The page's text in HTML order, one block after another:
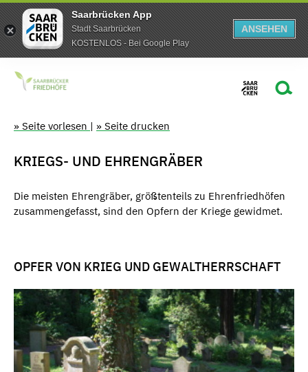
Saarbrücken App
Stadt Saarbrücken
KOSTENLOS - Bei Google Play
ANSEHEN
» Seite vorlesen | » Seite drucken
KRIEGS- UND EHRENGRÄBER
Die meisten Ehrengräber, größtenteils zu Ehrenfriedhöfen
zusammengefasst, sind den Opfern der Kriege gewidmet.
OPFER VON KRIEG UND GEWALTHERRSCHAFT